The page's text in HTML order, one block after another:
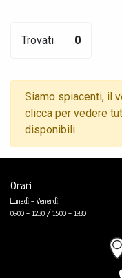
Trovati 0
Siamo spiacenti, il
clicca per vedere
disponibili
Orari
Lunedì - Venerdì
09.00 - 12.30 / 15.00 - 19.30